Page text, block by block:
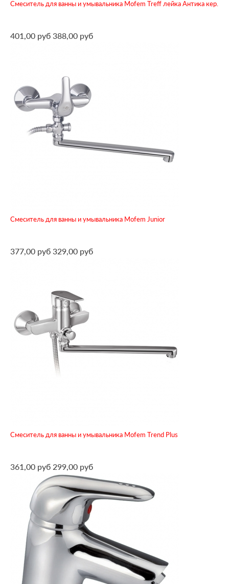
Смеситель для ванны и умывальника Mofem Treff лейка Антика кер.
401,00 руб 388,00 руб
Смеситель для ванны и умывальника Mofem Junior
377,00 руб 329,00 руб
Смеситель для ванны и умывальника Mofem Trend Plus
361,00 руб 299,00 руб